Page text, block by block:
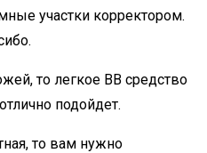
участки корректором.
то легкое BB средство
подойдет.
то вам нужно